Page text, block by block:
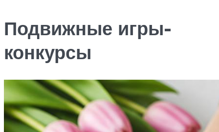
Подвижные игры-
конкурсы